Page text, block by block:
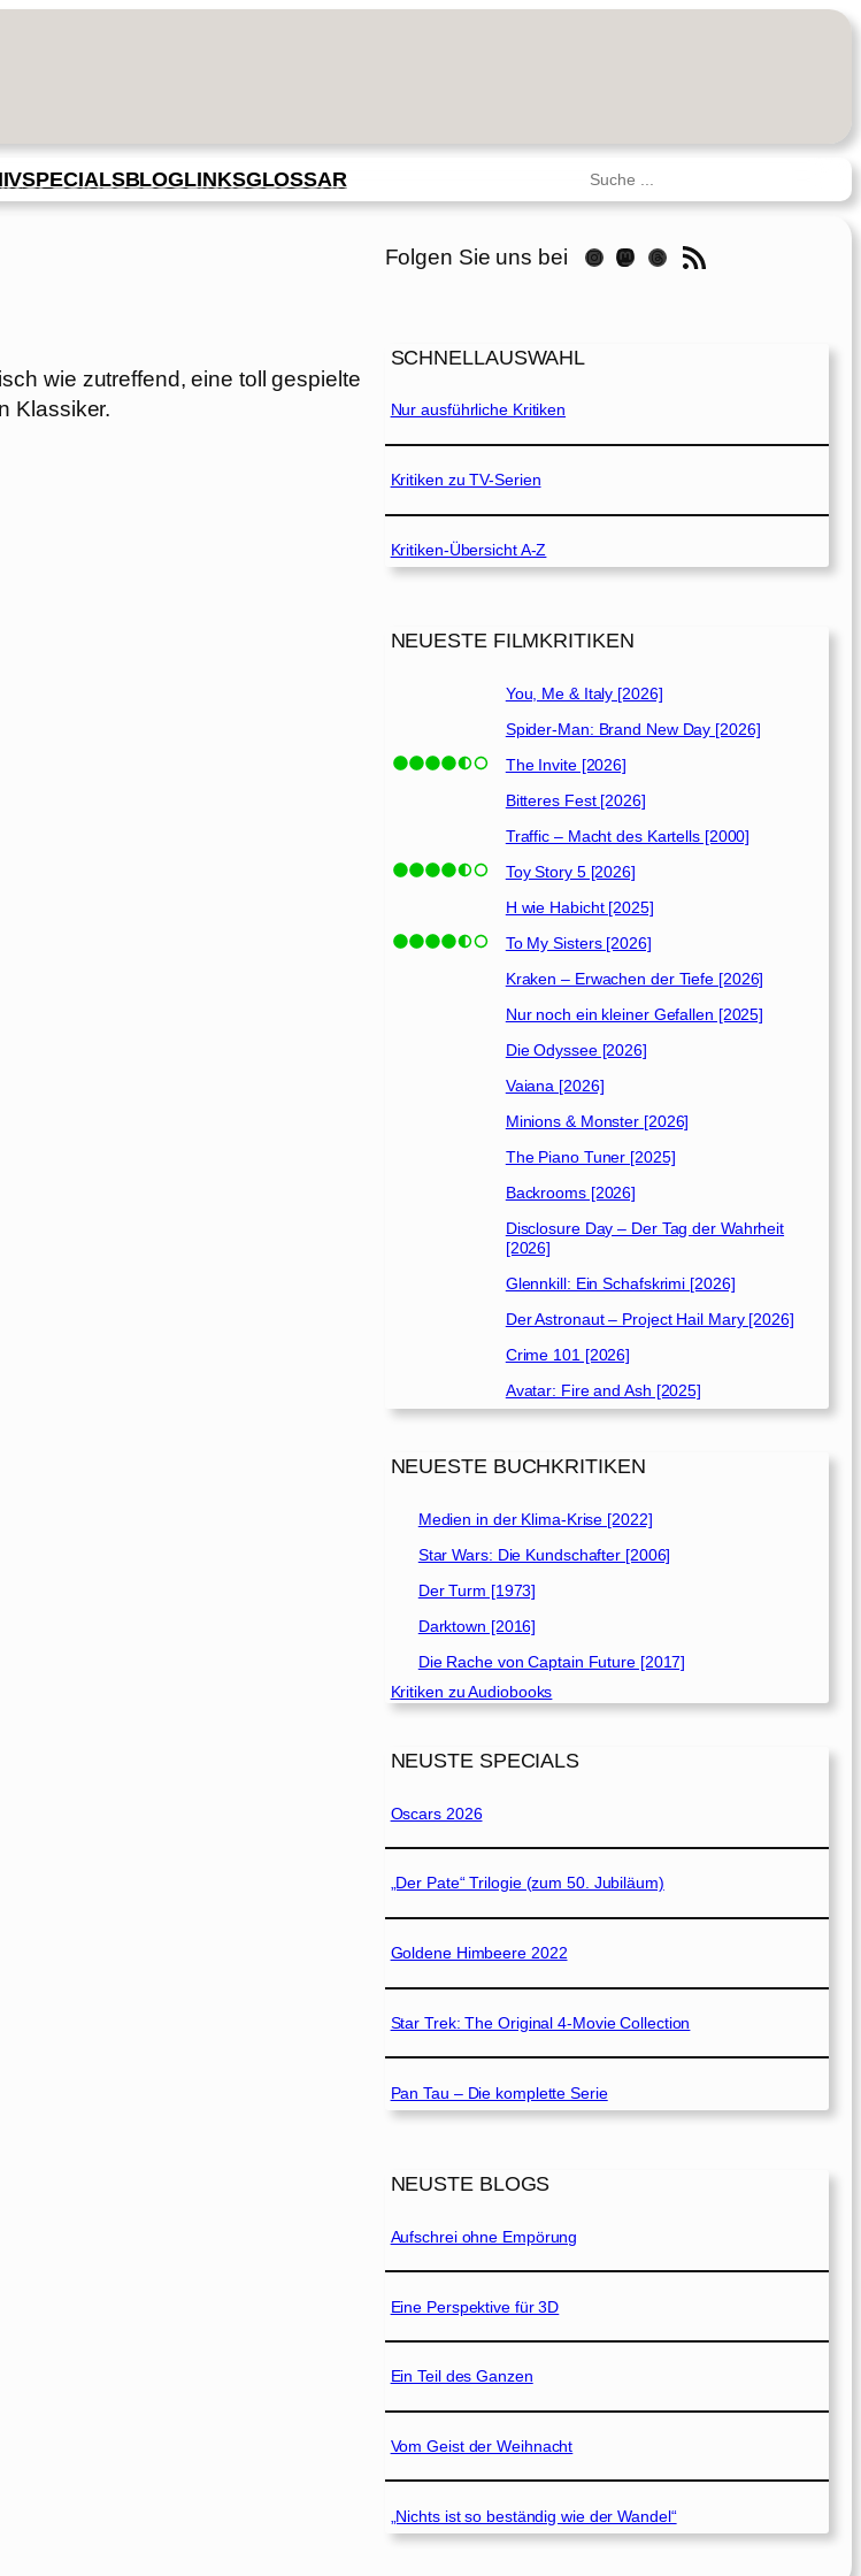
SPECIALSBLOGLINKSGLOSSAR Suchen
wie zutreffend, eine toll gespielte
Klassiker.
Folgen Sie uns bei Instagram Mastodon Threads RSS-Feed
SCHNELLAUSWAHL
Nur ausführliche Kritiken
Kritiken zu TV-Serien
Kritiken-Übersicht A-Z
NEUESTE FILMKRITIKEN
You, Me & Italy [2026]
Spider-Man: Brand New Day [2026]
The Invite [2026]
Bitteres Fest [2026]
Traffic – Macht des Kartells [2000]
Toy Story 5 [2026]
H wie Habicht [2025]
To My Sisters [2026]
Kraken – Erwachen der Tiefe [2026]
Nur noch ein kleiner Gefallen [2025]
Die Odyssee [2026]
Vaiana [2026]
Minions & Monster [2026]
The Piano Tuner [2025]
Backrooms [2026]
Disclosure Day – Der Tag der Wahrheit
[2026]
Glennkill: Ein Schafskrimi [2026]
Der Astronaut – Project Hail Mary [2026]
Crime 101 [2026]
Avatar: Fire and Ash [2025]
NEUESTE BUCHKRITIKEN
Medien in der Klima-Krise [2022]
Star Wars: Die Kundschafter [2006]
Der Turm [1973]
Darktown [2016]
Die Rache von Captain Future [2017]
Kritiken zu Audiobooks
NEUSTE SPECIALS
Oscars 2026
„Der Pate“ Trilogie (zum 50. Jubiläum)
Goldene Himbeere 2022
Star Trek: The Original 4-Movie Collection
Pan Tau – Die komplette Serie
NEUSTE BLOGS
Aufschrei ohne Empörung
Eine Perspektive für 3D
Ein Teil des Ganzen
Vom Geist der Weihnacht
„Nichts ist so beständig wie der Wandel“